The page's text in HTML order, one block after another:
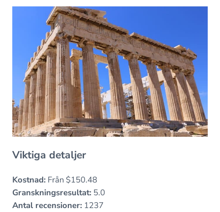
Viktiga detaljer
Kostnad:Från $150.48
Granskningsresultat:5.0
Antal recensioner:1237